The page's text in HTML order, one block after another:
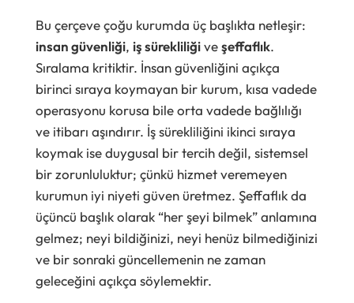
Bu çerçeve çoğu kurumda üç başlıkta netleşir:
insan güvenliği, iş sürekliliğiveşeffaflık.
Sıralama kritiktir. İnsan güvenliğini açıkça
birinci sıraya koymayan bir kurum, kısa vadede
operasyonu korusa bile orta vadede bağlılığı
ve itibarı aşındırır. İş sürekliliğini ikinci sıraya
koymak ise duygusal bir tercih değil, sistemsel
bir zorunluluktur; çünkü hizmet veremeyen
kurumun iyi niyeti güven üretmez. Şeffaflık da
üçüncü başlık olarak “her şeyi bilmek” anlamına
gelmez; neyi bildiğinizi, neyi henüz bilmediğinizi
ve bir sonraki güncellemenin ne zaman
geleceğini açıkça söylemektir.